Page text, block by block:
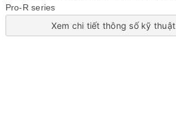
Xem chi tiết thông số kỹ thuật